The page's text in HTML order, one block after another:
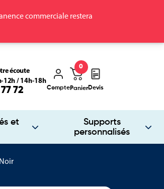
commerciale restera
et
Supports
personnalisés
écoute
12h / 14h-18h
72 ComptePanier
0
Devis